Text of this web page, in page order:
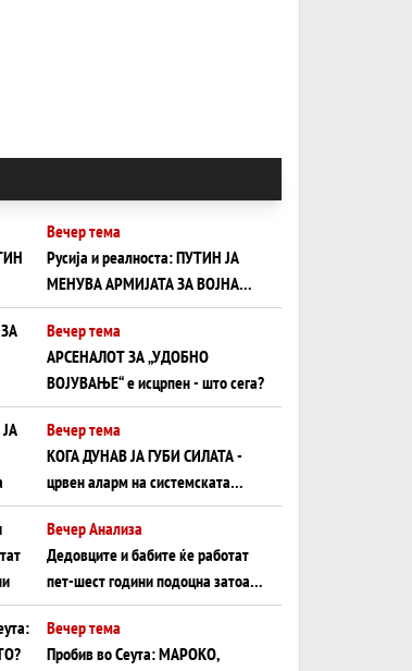
Вечер тема
Русија и реалноста: ПУТИН ЈА
МЕНУВА АРМИЈАТА ЗА ВОЈНА
ШТО ОСТАНУВА БЕЗ ФРОНТ
Вечер тема
АРСЕНАЛОТ ЗА „УДОБНО
ВОЈУВАЊЕ“ е исцрпен - што сега?
Вечер тема
КОГА ДУНАВ ЈА ГУБИ СИЛАТА -
црвен аларм на системската
плоча од јужна Германија до
Црното Море...
Вечер Анализа
Дедовците и бабите ќе работат
пет-шест години подоцна затоа
што НЕМААТ ВНУЦИ ДА ГИ
ЗАМЕНАТ
Вечер тема
Пробив во Сеута: МАРОКО,